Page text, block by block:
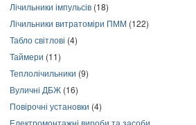
Лічильники імпульсів (18)
Лічильники витратоміри ПММ (122)
Табло світлові (4)
Таймери (11)
Теплолічильники (9)
Вуличні ДБЖ (16)
Повірочні установки (4)
Електромонтажні вироби та засоби